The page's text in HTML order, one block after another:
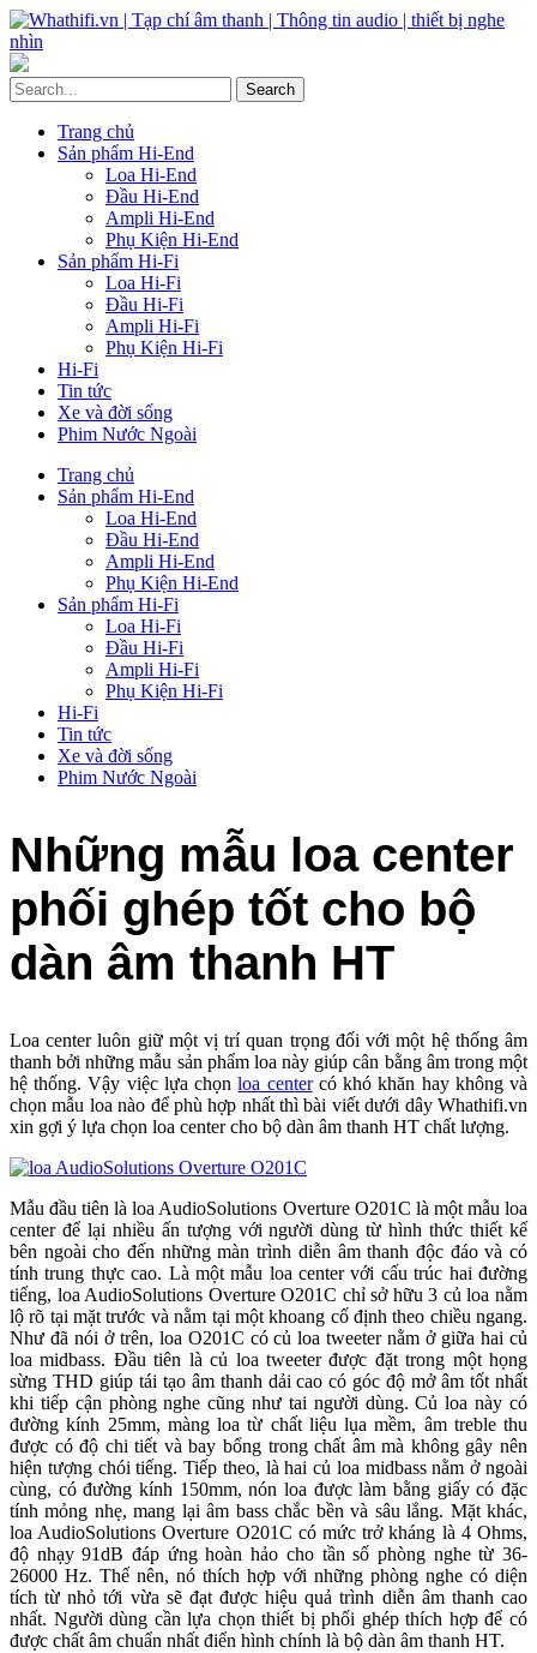
Trang chủ
Sản phẩm Hi-End
Loa Hi-End
Đầu Hi-End
Ampli Hi-End
Phụ Kiện Hi-End
Sản phẩm Hi-Fi
Loa Hi-Fi
Đầu Hi-Fi
Ampli Hi-Fi
Phụ Kiện Hi-Fi
Hi-Fi
Tin tức
Xe và đời sống
Phim Nước Ngoài
Trang chủ
Sản phẩm Hi-End
Loa Hi-End
Đầu Hi-End
Ampli Hi-End
Phụ Kiện Hi-End
Sản phẩm Hi-Fi
Loa Hi-Fi
Đầu Hi-Fi
Ampli Hi-Fi
Phụ Kiện Hi-Fi
Hi-Fi
Tin tức
Xe và đời sống
Phim Nước Ngoài
Những mẫu loa center
phối ghép tốt cho bộ
dàn âm thanh HT
Loa center luôn giữ một vị trí quan trọng đối với một hệ thống âm
thanh bởi những mẫu sản phẩm loa này giúp cân bằng âm trong một
hệ thống. Vậy việc lựa chọnloa centercó khó khăn hay không và
chọn mẫu loa nào để phù hợp nhất thì bài viết dưới dây Whathifi.vn
xin gợi ý lựa chọn loa center cho bộ dàn âm thanh HT chất lượng.
Mẫu đầu tiên là loa AudioSolutions Overture O201C là một mẫu loa
center để lại nhiều ấn tượng với người dùng từ hình thức thiết kế
bên ngoài cho đến những màn trình diễn âm thanh độc đáo và có
tính trung thực cao. Là một mẫu loa center với cấu trúc hai đường
tiếng, loa AudioSolutions Overture O201C chỉ sở hữu 3 củ loa nằm
lộ rõ tại mặt trước và nằm tại một khoang cố định theo chiều ngang.
Như đã nói ở trên, loa O201C có củ loa tweeter nằm ở giữa hai củ
loa midbass. Đầu tiên là củ loa tweeter được đặt trong một họng
sừng THD giúp tái tạo âm thanh dải cao có góc độ mở âm tốt nhất
khi tiếp cận phòng nghe cũng như tai người dùng. Củ loa này có
đường kính 25mm, màng loa từ chất liệu lụa mềm, âm treble thu
được có độ chi tiết và bay bổng trong chất âm mà không gây nên
hiện tượng chói tiếng. Tiếp theo, là hai củ loa midbass nằm ở ngoài
cùng, có đường kính 150mm, nón loa được làm bằng giấy có đặc
tính mỏng nhẹ, mang lại âm bass chắc bền và sâu lắng. Mặt khác,
loa AudioSolutions Overture O201C có mức trở kháng là 4 Ohms,
độ nhạy 91dB đáp ứng hoàn hảo cho tần số phòng nghe từ 36-
26000 Hz. Thế nên, nó thích hợp với những phòng nghe có diện
tích từ nhỏ tới vừa sẽ đạt được hiệu quả trình diễn âm thanh cao
nhất. Người dùng cần lựa chọn thiết bị phối ghép thích hợp để có
được chất âm chuẩn nhất điển hình chính là bộ dàn âm thanh HT.